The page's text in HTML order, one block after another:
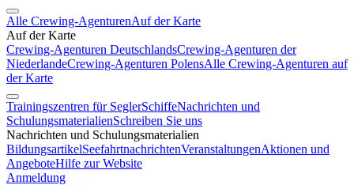
Alle Crewing-AgenturenAuf der Karte
Auf der Karte
Crewing-Agenturen DeutschlandsCrewing-Agenturen der
NiederlandeCrewing-Agenturen PolensAlle Crewing-Agenturen auf
der Karte
Trainingszentren für SeglerSchiffeNachrichten und
SchulungsmaterialienSchreiben Sie uns
Nachrichten und Schulungsmaterialien
BildungsartikelSeefahrtnachrichtenVeranstaltungenAktionen und
AngeboteHilfe zur Website
Anmeldung